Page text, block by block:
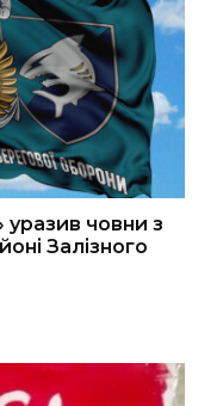
уразив човни з
Залізного